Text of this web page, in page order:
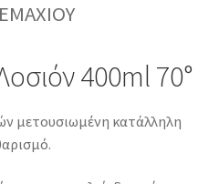
400ml 70°
μετουσιωμένη κατάλληλη